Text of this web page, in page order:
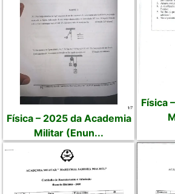
Física – 2025 da Academia
Militar (Enun...
Física